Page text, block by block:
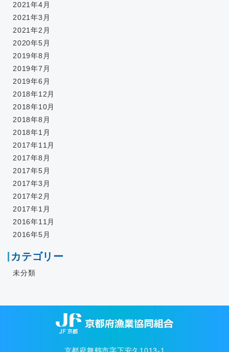
2021年4月
2021年3月
2021年2月
2020年5月
2019年8月
2019年7月
2019年6月
2018年12月
2018年10月
2018年8月
2018年1月
2017年11月
2017年8月
2017年5月
2017年3月
2017年2月
2017年1月
2016年11月
2016年5月
カテゴリー
未分類
京都府舞鶴市字下安久1013-1